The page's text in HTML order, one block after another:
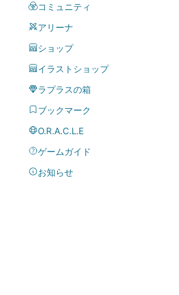
コミュニティ
アリーナ
ショップ
イラストショップ
ラプラスの箱
ブックマーク
O.R.A.C.L.E
ゲームガイド
お知らせ